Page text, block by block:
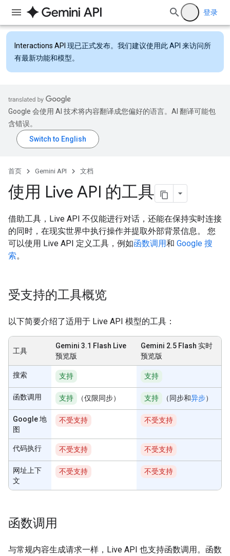
登录
Interactions API 现已正式发布。我们建议使用此 API 来访问所
有最新功能和模型。
Google 会使用 AI 技术将内容翻译成您偏好的语言。AI 翻译可能包
含错误。
首页 Gemini API 文档
使用 Live API 的工具
借助工具，Live API 不仅能进行对话，还能在保持实时连接
的同时，在现实世界中执行操作并提取外部背景信息。 您
可以使用 Live API 定义工具，例如函数调用和 Google 搜
索。
受支持的工具概览
以下简要介绍了适用于 Live API 模型的工具：
工具
Gemini 3.1 Flash Live
预览版
Gemini 2.5 Flash 实时
预览版
搜索 支持 支持
函数调用 支持 （仅限同步） 支持 （同步和异步）
Google 地
图
不受支持 不受支持
代码执行 不受支持 不受支持
网址上下
文
不受支持 不受支持
函数调用
与常规内容生成请求一样，Live API 也支持函数调用。函数